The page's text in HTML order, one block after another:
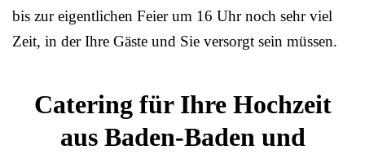
bis zur eigentlichen Feier um 16 Uhr noch sehr viel
Zeit, in der Ihre Gäste und Sie versorgt sein müssen.
Catering für Ihre Hochzeit
aus Baden-Baden und